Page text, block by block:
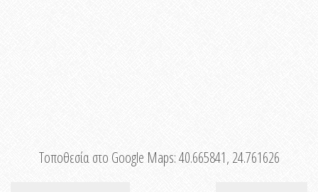
Τοποθεσία στο Google Maps:40.665841, 24.761626